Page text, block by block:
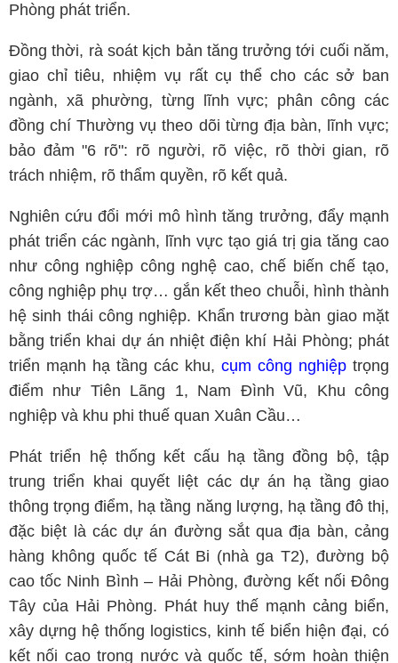
Phòng phát triển.
Đồng thời, rà soát kịch bản tăng trưởng tới cuối năm,
giao chỉ tiêu, nhiệm vụ rất cụ thể cho các sở ban
ngành, xã phường, từng lĩnh vực; phân công các
đồng chí Thường vụ theo dõi từng địa bàn, lĩnh vực;
bảo đảm "6 rõ": rõ người, rõ việc, rõ thời gian, rõ
trách nhiệm, rõ thẩm quyền, rõ kết quả.
Nghiên cứu đổi mới mô hình tăng trưởng, đẩy mạnh
phát triển các ngành, lĩnh vực tạo giá trị gia tăng cao
như công nghiệp công nghệ cao, chế biến chế tạo,
công nghiệp phụ trợ… gắn kết theo chuỗi, hình thành
hệ sinh thái công nghiệp. Khẩn trương bàn giao mặt
bằng triển khai dự án nhiệt điện khí Hải Phòng; phát
triển mạnh hạ tầng các khu, cụm công nghiệp trọng
điểm như Tiên Lãng 1, Nam Đình Vũ, Khu công
nghiệp và khu phi thuế quan Xuân Cầu…
Phát triển hệ thống kết cấu hạ tầng đồng bộ, tập
trung triển khai quyết liệt các dự án hạ tầng giao
thông trọng điểm, hạ tầng năng lượng, hạ tầng đô thị,
đặc biệt là các dự án đường sắt qua địa bàn, cảng
hàng không quốc tế Cát Bi (nhà ga T2), đường bộ
cao tốc Ninh Bình – Hải Phòng, đường kết nối Đông
Tây của Hải Phòng. Phát huy thế mạnh cảng biển,
xây dựng hệ thống logistics, kinh tế biển hiện đại, có
kết nối cao trong nước và quốc tế, sớm hoàn thiện